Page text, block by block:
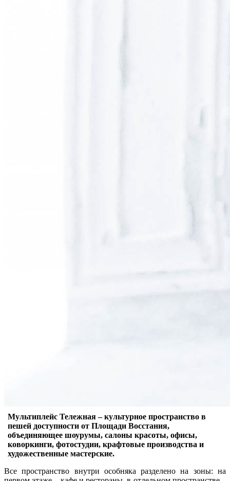
Мультиплейс Тележная – культурное пространство в
пешей доступности от Площади Восстания,
объединяющее шоурумы, салоны красоты, офисы,
коворкинги, фотостудии, крафтовые производства и
художественные мастерские.
Все пространство внутри особняка разделено на зоны: на